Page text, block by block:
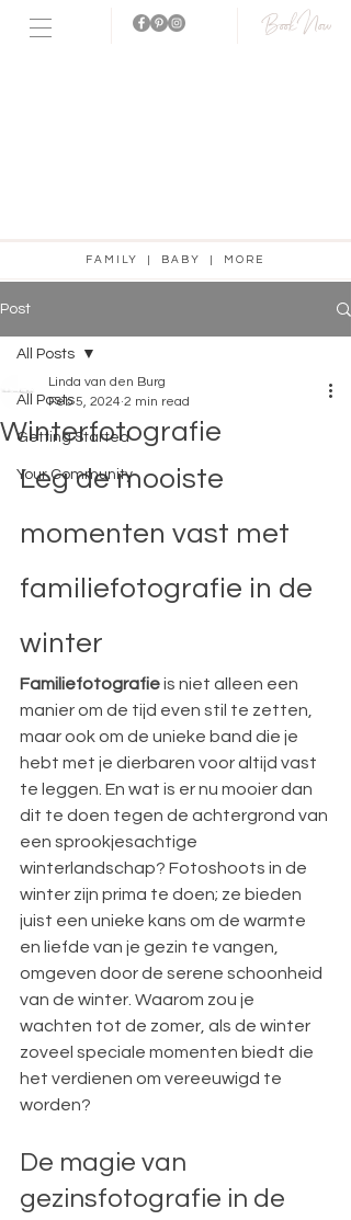
Book Now
FAMILY | BABY | MORE
Post
All Posts
Getting Started
Your Community
All Posts
Winterfotografie
Linda van den Burg
Feb 5, 2024 2 min read
Leg de mooiste
momenten vast met
familiefotografie in de
winter
Familiefotografie is niet alleen een
manier om de tijd even stil te zetten,
maar ook om de unieke band die je
hebt met je dierbaren voor altijd vast
te leggen. En wat is er nu mooier dan
dit te doen tegen de achtergrond van
een sprookjesachtige
winterlandschap? Fotoshoots in de
winter zijn prima te doen; ze bieden
juist een unieke kans om de warmte
en liefde van je gezin te vangen,
omgeven door de serene schoonheid
van de winter. Waarom zou je
wachten tot de zomer, als de winter
zoveel speciale momenten biedt die
het verdienen om vereeuwigd te
worden?
De magie van
gezinsfotografie in de